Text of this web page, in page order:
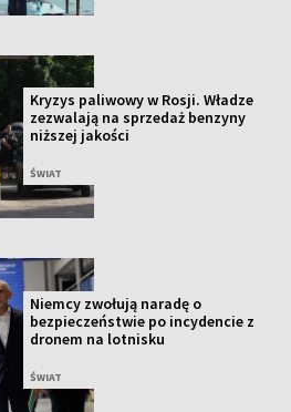
Kryzys paliwowy w Rosji. Władze
zezwalają na sprzedaż benzyny
niższej jakości
ŚWIAT
Niemcy zwołują naradę o
bezpieczeństwie po incydencie z
dronem na lotnisku
ŚWIAT